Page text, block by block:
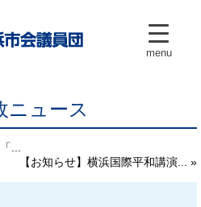
menu
ニュース
...
【お知らせ】横浜国際平和講演... »